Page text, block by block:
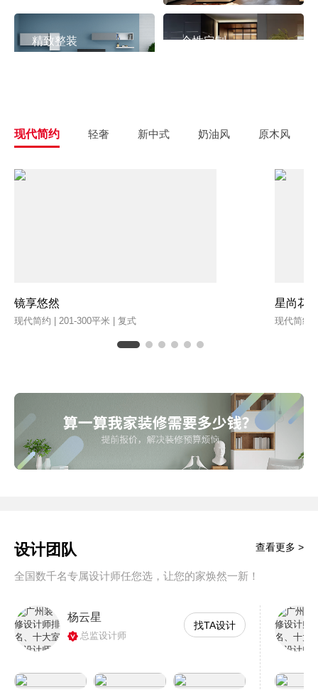
精致整装 个性定制
现代简约 轻奢 新中式 奶油风 原木风
镜享悠然
现代简约 | 201-300平米 | 复式
星尚花
现代简约
设计团队
全国数千名专属设计师任您选，让您的家焕然一新！
查看更多 >
杨云星
总监设计师
找TA设计